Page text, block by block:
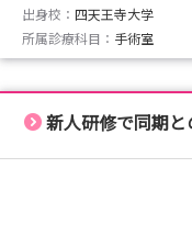
出身校： 四天王寺大学
所属診療科目： 手術室
新人研修で同期と